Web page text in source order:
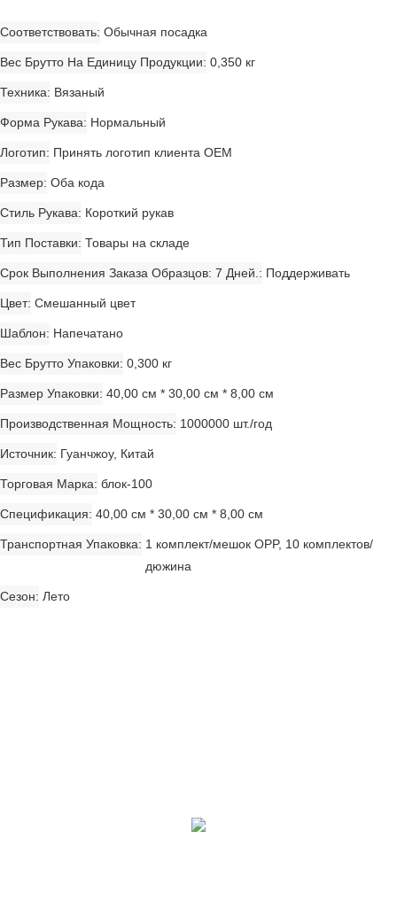
Соответствовать Обычная посадка
Вес Брутто На Единицу Продукции 0,350 кг
Техника Вязаный
Форма Рукава Нормальный
Логотип Принять логотип клиента OEM
Размер Оба кода
Стиль Рукава Короткий рукав
Тип Поставки Товары на складе
Срок Выполнения Заказа Образцов: 7 Дней. Поддерживать
Цвет Смешанный цвет
Шаблон Напечатано
Вес Брутто Упаковки 0,300 кг
Размер Упаковки 40,00 см * 30,00 см * 8,00 см
Производственная Мощность 1000000 шт./год
Источник Гуанчжоу, Китай
Торговая Марка блок-100
Спецификация 40,00 см * 30,00 см * 8,00 см
Транспортная Упаковка 1 комплект/мешок OPP, 10 комплектов/
дюжина
Сезон Лето